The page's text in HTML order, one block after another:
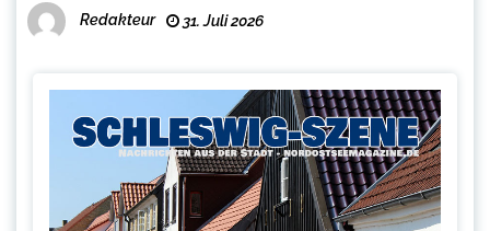
Redakteur 31. Juli 2026